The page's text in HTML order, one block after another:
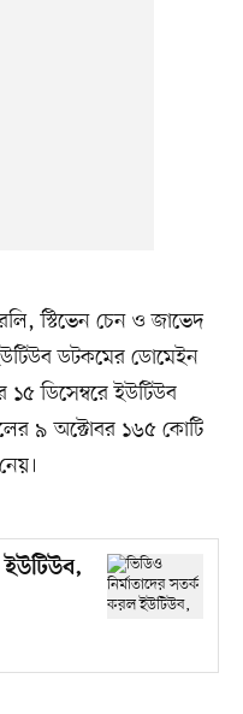
স্টিভেন চেন ও জাভেদ
ডটকমের ডোমেইন
ডিসেম্বরে ইউটিউব
৯ অক্টোবর ১৬৫ কোটি
ইউটিউব,